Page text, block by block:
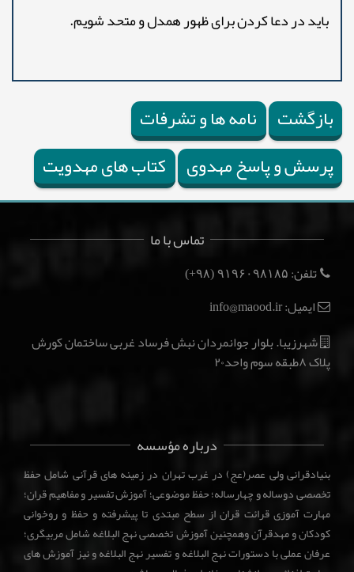
باید در دعا کردن برای ظهور همدل و متحد شویم.
بازگشت
نامه ها و تشرفات
پرسش و پاسخ مهدوی
کتاب های مهدویت
تماس با ما
تلفن: ۹۱۹۶۰۹۸۱۸۵ (۹۸+)
ایمیل: info@maood.ir
شهرزیبا. بلوار جوانمردان نبش فرساد غربی ساختمان کورش
پلاک ۸طبقه سوم واحد۲۰
درباره مؤسسه
بنیادقرانی ولی عصر(عج) در غرب تهران در زمینه های قرآنی شامل حفظ
تخصصی دوساله و چهارساله؛ حفظ موضوعی؛ آموزش تفسیر و مفاهیم قران؛
مهارت آموزی قرائت قران از سطح مبتدی تا پیشرفته و حفظ و روخوانی
کودکان و مهدقرآن وهمچنین آموزش تخصصی نهج البلاغه شامل مربیگری؛
عرفان عملی با دستورات نهج البلاغه و تفسیر نهج البلاغه و نیز آموزش های